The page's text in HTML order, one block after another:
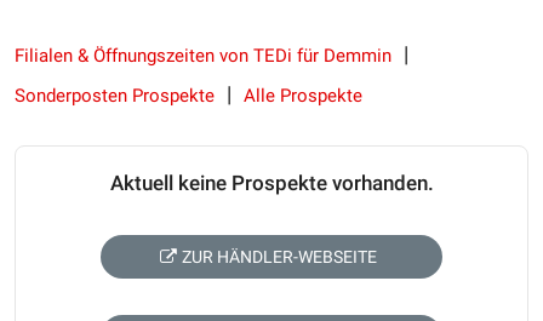
Filialen & Öffnungszeiten von TEDi für Demmin
Sonderposten Prospekte
Alle Prospekte
Aktuell keine Prospekte vorhanden.
ZUR HÄNDLER-WEBSEITE